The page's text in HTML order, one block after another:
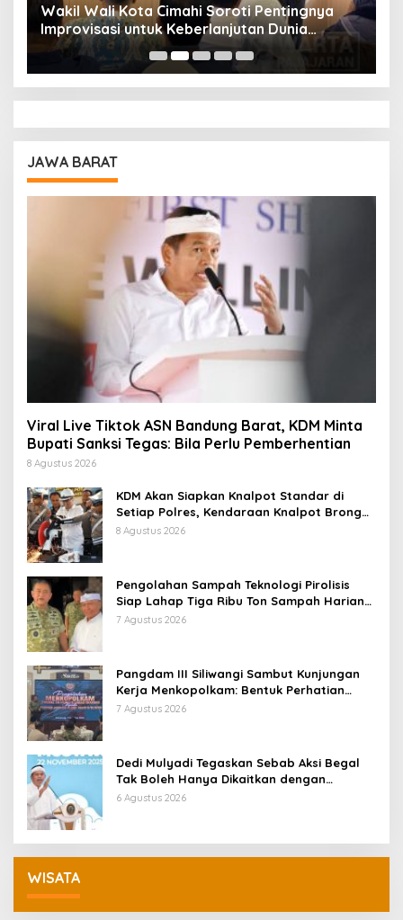
Wakil Wali Kota Cimahi Soroti Pentingnya
Improvisasi untuk Keberlanjutan Dunia
Pendidikan
JAWA BARAT
Viral Live Tiktok ASN Bandung Barat, KDM Minta
Bupati Sanksi Tegas: Bila Perlu Pemberhentian
8 Agustus 2026
KDM Akan Siapkan Knalpot Standar di
Setiap Polres, Kendaraan Knalpot Brong
Tertangkap Langsung Ganti
8 Agustus 2026
Pengolahan Sampah Teknologi Pirolisis
Siap Lahap Tiga Ribu Ton Sampah Harian
Jawa Barat
7 Agustus 2026
Pangdam III Siliwangi Sambut Kunjungan
Kerja Menkopolkam: Bentuk Perhatian
Pemerintah
7 Agustus 2026
Dedi Mulyadi Tegaskan Sebab Aksi Begal
Tak Boleh Hanya Dikaitkan dengan
Ekonomi
6 Agustus 2026
WISATA